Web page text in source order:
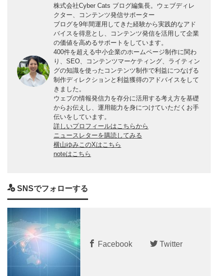
株式会社Cyber Cats ブログ編集長。ウェブディレ
クター、コンテンツ発信サポーター
ブログを9年間運用してきた経験から実践的なアド
バイスを得意とし、コンテンツ発信を活用して企業
の価値を高めるサポートをしています。
400件を超える中小企業のホームページ制作に関わ
り、SEO、コンテンツマーケティング、ライティン
グの知識を使ったコンテンツ制作で利益につなげる
制作ディレクションと利益獲得のアドバイスをして
きました。
ウェブの情報発信力を存分に活用する考え方を基礎
からお伝えし、運用能力を身につけていただくお手
伝いをしています。
詳しいプロフィールはこちらから
ニュースレターを購読してみる
横山ゆみこのXはこちら
noteはこちら
SNSでフォローする
Facebook Twitter